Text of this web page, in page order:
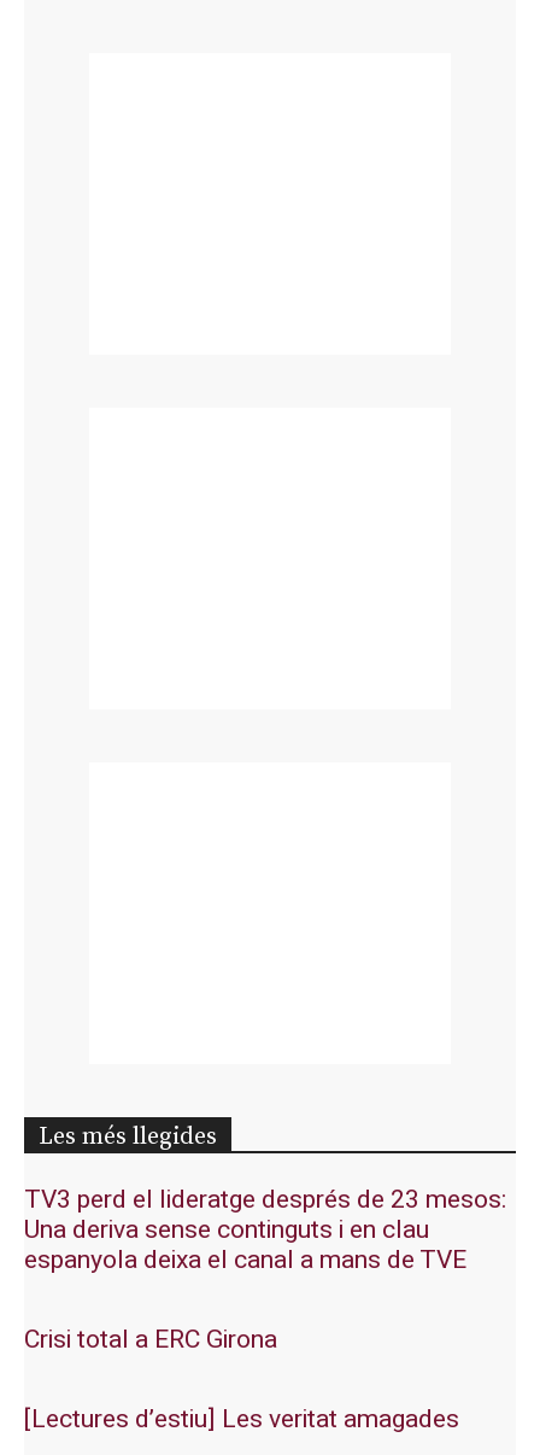
Les més llegides
TV3 perd el lideratge després de 23 mesos:
Una deriva sense continguts i en clau
espanyola deixa el canal a mans de TVE
Crisi total a ERC Girona
[Lectures d’estiu] Les veritat amagades